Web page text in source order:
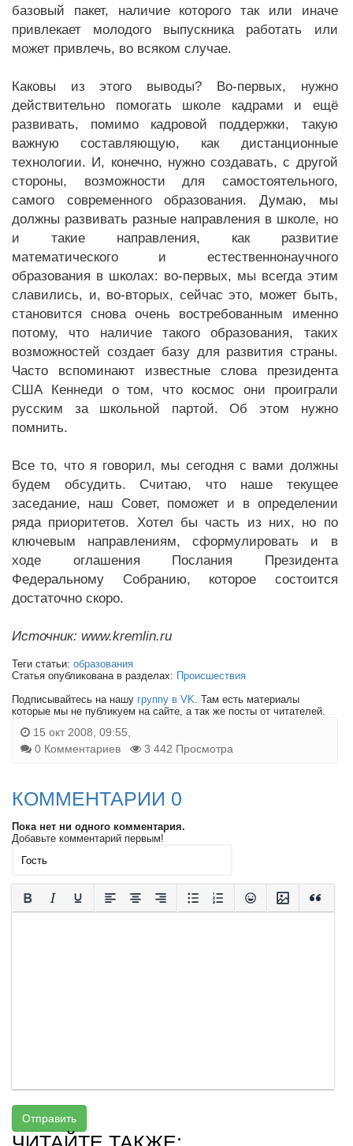
базовый пакет, наличие которого так или иначе
привлекает молодого выпускника работать или
может привлечь, во всяком случае.
Каковы из этого выводы? Во-первых, нужно
действительно помогать школе кадрами и ещё
развивать, помимо кадровой поддержки, такую
важную составляющую, как дистанционные
технологии. И, конечно, нужно создавать, с другой
стороны, возможности для самостоятельного,
самого современного образования. Думаю, мы
должны развивать разные направления в школе, но
и такие направления, как развитие
математического и естественнонаучного
образования в школах: во-первых, мы всегда этим
славились, и, во-вторых, сейчас это, может быть,
становится снова очень востребованным именно
потому, что наличие такого образования, таких
возможностей создает базу для развития страны.
Часто вспоминают известные слова президента
США Кеннеди о том, что космос они проиграли
русским за школьной партой. Об этом нужно
помнить.
Все то, что я говорил, мы сегодня с вами должны
будем обсудить. Считаю, что наше текущее
заседание, наш Совет, поможет и в определении
ряда приоритетов. Хотел бы часть из них, но по
ключевым направлениям, сформулировать и в
ходе оглашения Послания Президента
Федеральному Собранию, которое состоится
достаточно скоро.
Источник: www.kremlin.ru
Теги статьи: образования
Статья опубликована в разделах: Происшествия
Подписывайтесь на нашу группу в VK. Там есть материалы
которые мы не публикуем на сайте, а так же посты от читателей.
15 окт 2008, 09:55,
0 Комментариев
3 442 Просмотра
КОММЕНТАРИИ 0
Пока нет ни одного комментария.
Добавьте комментарий первым!
Отправить